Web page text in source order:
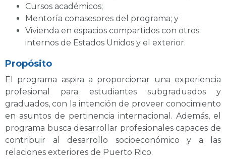
Cursos académicos;
Mentoría conasesores del programa; y
Vivienda en espacios compartidos con otros
internos de Estados Unidos y el exterior.
Propósito
El programa aspira a proporcionar una experiencia
profesional para estudiantes subgraduados y
graduados, con la intención de proveer conocimiento
en asuntos de pertinencia internacional. Además, el
programa busca desarrollar profesionales capaces de
contribuir al desarrollo socioeconómico y a las
relaciones exteriores de Puerto Rico.